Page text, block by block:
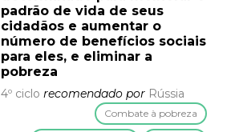
padrão de vida de seus
cidadãos e aumentar o
número de benefícios sociais
para eles, e eliminar a
pobreza
4º ciclo recomendado por Rússia
Combate à pobreza